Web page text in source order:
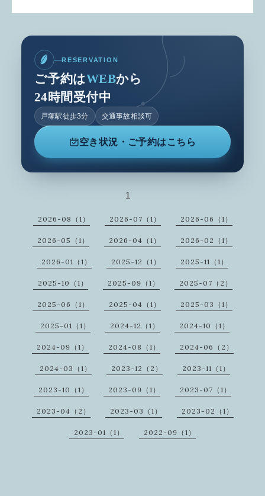
RESERVATION
ご予約はWEBから
24時間受付中
戸塚駅徒歩3分 交通事故相談可
空き状況・ご予約はこちら
1
2026-08（1） 2026-07（1） 2026-06（1）
2026-05（1） 2026-04（1） 2026-02（1）
2026-01（1） 2025-12（1） 2025-11（1）
2025-10（1） 2025-09（1） 2025-07（2）
2025-06（1） 2025-04（1） 2025-03（1）
2025-01（1） 2024-12（1） 2024-10（1）
2024-09（1） 2024-08（1） 2024-06（2）
2024-03（1） 2023-12（2） 2023-11（1）
2023-10（1） 2023-09（1） 2023-07（1）
2023-04（2） 2023-03（1） 2023-02（1）
2023-01（1） 2022-09（1）